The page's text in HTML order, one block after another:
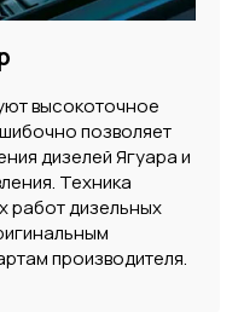
высокоточное
позволяет
дизелей Ягуара и
Техника
работ дизельных
производителя.